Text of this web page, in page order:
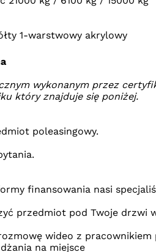
1-warstwowy akrylowy
wykonanym przez
który znajduje się poniżej.
poleasingowy.
finansowania nasi
przedmiot pod Twoje drzwi
wideo z pracownikiem
na miejsce